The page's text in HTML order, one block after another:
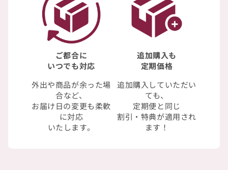
ご都合に
いつでも対応
外出や商品が余った場
合など、
お届け日の変更も柔軟
に対応
いたします。
追加購入も
定期価格
追加購入していただい
ても、
定期便と同じ
割引・特典が適用され
ます！